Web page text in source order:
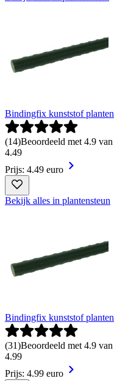
Bindingfix kunststof
(14)Beoordeeld met 4.9
4.49
Prijs: 4.49 euro
Bekijk alles in plantensteun
Bindingfix kunststof
(31)Beoordeeld met 4.9
4.99
Prijs: 4.99 euro